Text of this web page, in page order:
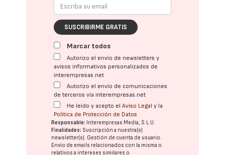
SUSCRIBIRME GRATIS
Marcar todos
Autorizo el envío de newsletters y
avisos informativos personalizados de
interempresas.net
Autorizo el envío de comunicaciones
de terceros vía interempresas.net
He leído y acepto elAviso Legal y la
Política de Protección de Datos
Responsable: Interempresas Media, S.L.U.
Finalidades: Suscripción a nuestra(s)
newsletter(s). Gestión de cuenta de usuario.
Envío de emails relacionados con la misma o
relativos a intereses similares o